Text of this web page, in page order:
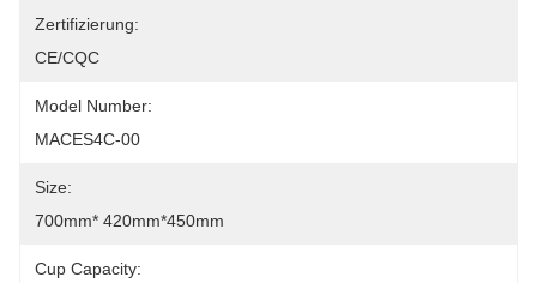
Zertifizierung:
CE/CQC
Model Number:
MACES4C-00
Size:
700mm* 420mm*450mm
Cup Capacity: